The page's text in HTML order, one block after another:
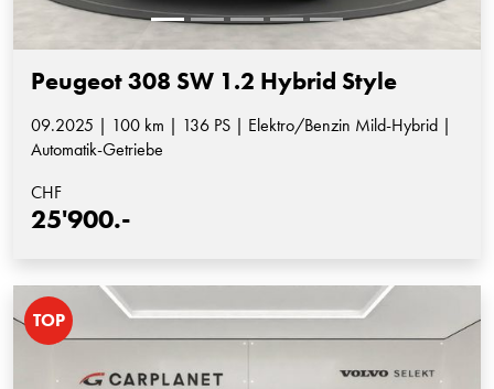
Peugeot 308 SW 1.2 Hybrid Style
09.2025 | 100 km | 136 PS | Elektro/Benzin Mild-Hybrid |
Automatik-Getriebe
CHF
25'900.-
TOP